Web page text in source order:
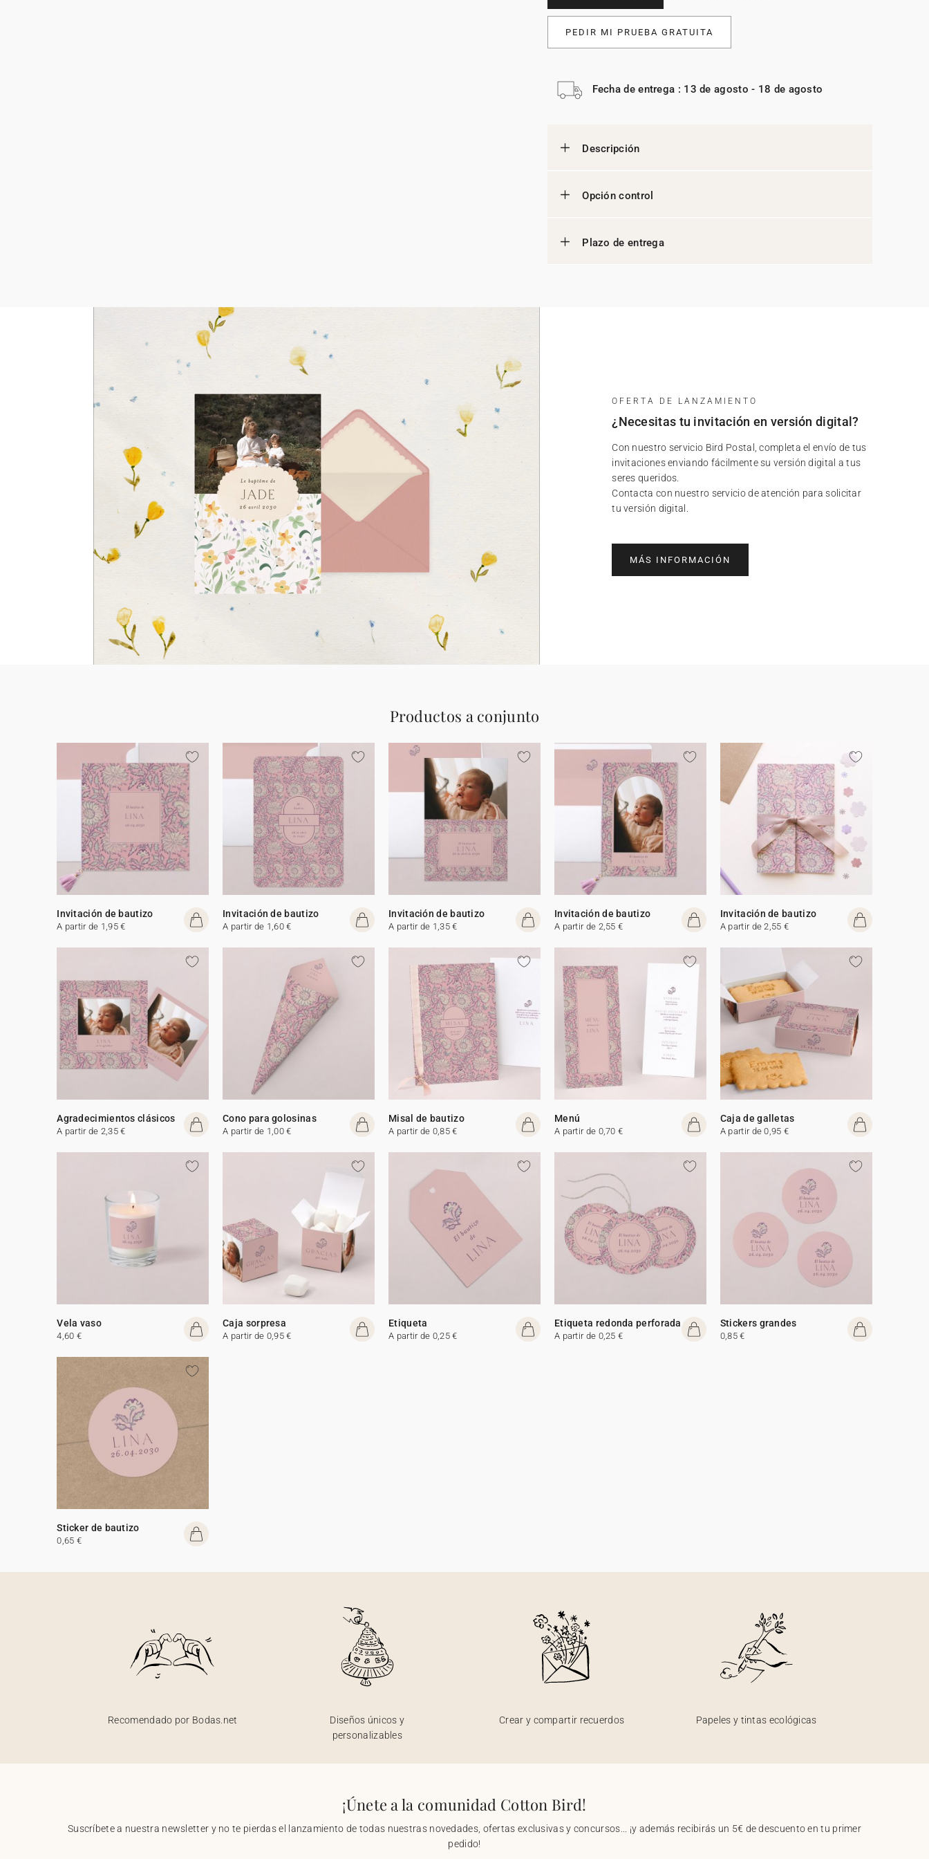
PEDIR MI PRUEBA GRATUITA
Fecha de entrega : 13 de agosto - 18 de agosto
Descripción
Opción control
Plazo de entrega
OFERTA DE LANZAMIENTO
¿Necesitas tu invitación en versión digital?
Con nuestro servicio Bird Postal, completa el envío de tus
invitaciones enviando fácilmente su versión digital a tus
seres queridos.
Contacta con nuestro servicio de atención para solicitar
tu versión digital.
MÁS INFORMACIÓN
Productos a conjunto
Invitación de bautizo
A partir de 1,95 €
Invitación de bautizo
A partir de 1,60 €
Invitación de bautizo
A partir de 1,35 €
Invitación de bautizo
A partir de 2,55 €
Invitación de bautizo
A partir de 2,55 €
Agradecimientos clásicos
A partir de 2,35 €
Cono para golosinas
A partir de 1,00 €
Misal de bautizo
A partir de 0,85 €
Menú
A partir de 0,70 €
Caja de galletas
A partir de 0,95 €
Vela vaso
4,60 €
Caja sorpresa
A partir de 0,95 €
Etiqueta
A partir de 0,25 €
Etiqueta redonda perforada
A partir de 0,25 €
Stickers grandes
0,85 €
Sticker de bautizo
0,65 €
Recomendado por Bodas.net
Diseños únicos y
personalizables
Crear y compartir recuerdos Papeles y tintas ecológicas
¡Únete a la comunidad Cotton Bird!
Suscríbete a nuestra newsletter y no te pierdas el lanzamiento de todas nuestras novedades, ofertas exclusivas y concursos... ¡y además recibirás un 5€ de descuento en tu primer
pedido!